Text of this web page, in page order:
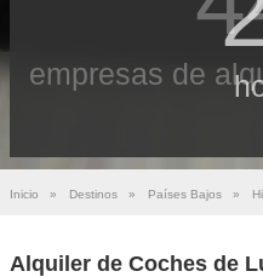
empresas de
Inicio » Destinos » Países Bajos »
Alquiler de Coches de